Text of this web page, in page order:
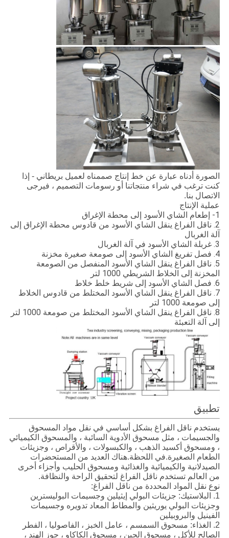
الصورة أدناه عبارة عن خط إنتاج صممناه لعميل بريطاني - إذا
كنت ترغب في شراء منتجاتنا أو رسومات التصميم ، فيرجى
الاتصال بنا.
عملية الإنتاج
1- إطعام الشاي الأسود إلى محطة الإغراق
2. ناقل الفراغ ينقل الشاي الأسود من قادوس محطة الإغراق إلى
آلة الغربال
3. غربلة الشاي الأسود في آلة الغربال
4. فصل تفريغ الشاي الأسود إلى صومعة صغيرة مخزنة
5. ناقل الفراغ ينقل الشاي الأسود المنفصل من الصومعة
المخزنة إلى الخلاط الشريطي 1000 لتر
6. فصل الشاي الأسود إلى شريط خلط خلاط
7. ناقل الفراغ ينقل الشاي الأسود المختلط من قادوس الخلاط
إلى صومعة 1000 لتر
8. ناقل الفراغ ينقل الشاي الأسود المختلط من صومعة 1000 لتر
إلى آلة التعبئة
تطبيق
يستخدم ناقل الفراغ بشكل أساسي في نقل مواد المسحوق
والجسيمات ، مثل مسحوق الأدوية السائبة ، والمسحوق الكيميائي
، ومسحوق أكسيد الذهب ، والكبسولات ، والأقراص ، وجزيئات
الطعام الصغيرة.في اللحظة.هناك العديد من المستحضرات
الصيدلانية والكيميائية والغذائية ومسحوق الحليب وأجزاء أخرى
من العالم تستخدم ناقل الفراغ لتحقيق الراحة والنظافة.
نوع نقل المواد المحددة من ناقل الفراغ:
1. البلاستيك: جزيئات البولي إيثيلين وجسيمات البوليسترين
وجزيئات البولي يوريثين والمطاط المعاد تدويره وجسيمات
الفينيل والبروبيلين
2. الغذاء: مسحوق السمسم ، عامل الخبز ، الفاصوليا ، الفطر
الصالح للأكل ، مسحوق الجبن ، مسحوق الكاكاو ، جوز الهند ،